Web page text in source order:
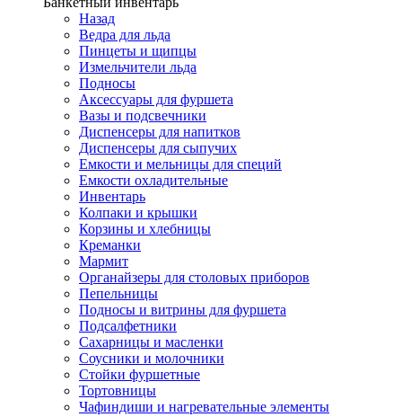
Назад
Ведра для льда
Пинцеты и щипцы
Измельчители льда
Подносы
Аксессуары для фуршета
Вазы и подсвечники
Диспенсеры для напитков
Диспенсеры для сыпучих
Емкости и мельницы для специй
Емкости охладительные
Инвентарь
Колпаки и крышки
Корзины и хлебницы
Креманки
Мармит
Органайзеры для столовых приборов
Пепельницы
Подносы и витрины для фуршета
Подсалфетники
Сахарницы и масленки
Соусники и молочники
Стойки фуршетные
Тортовницы
Чафиндиши и нагревательные элементы